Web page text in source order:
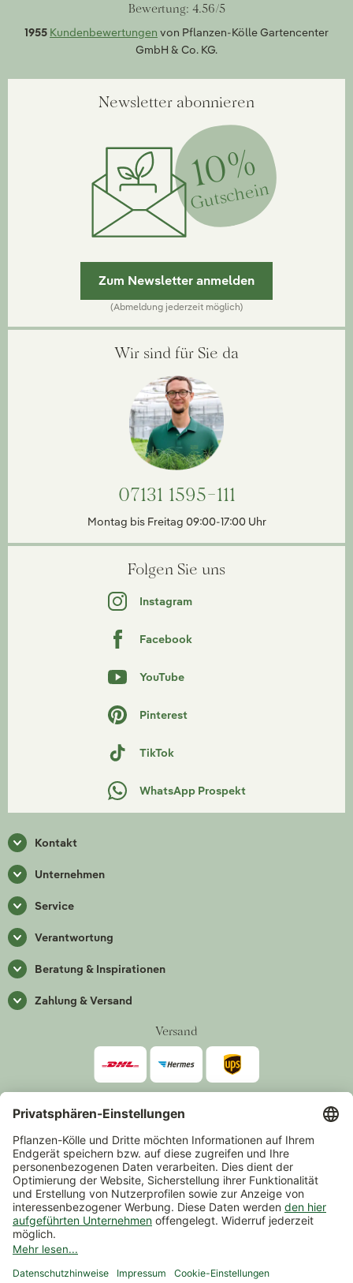
Bewertung: 4.56/5
1955 Kundenbewertungen von Pflanzen-Kölle Gartencenter
GmbH & Co. KG.
Newsletter abonnieren
10%
Gutschein
Zum Newsletter anmelden
(Abmeldung jederzeit möglich)
Wir sind für Sie da
07131 1595-111
Montag bis Freitag 09:00-17:00 Uhr
Folgen Sie uns
Instagram
Facebook
YouTube
Pinterest
TikTok
WhatsApp Prospekt
Kontakt
Unternehmen
Service
Verantwortung
Beratung & Inspirationen
Zahlung & Versand
Versand
*Alle Preise inkl. gesetzlicher Mehrwertsteuer zzgl.Versand
Mindestbestellwert 14,90 €, ausgenommen sind Gutscheine und
Events.